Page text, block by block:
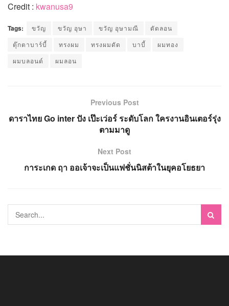
Credit : kwanusa9
Tags: ขวัญ ขวัญ อุษา ขวัญ อุษามณี
ดัดลอน
ตุ๊กตาบาร์บี้
ทรงผม ทรงผมดัด บาบี้
ผมทอง
ผมบลอนด์
ผมลอน
Previous Post
ดาราไทย Go inter ปัง เป๊ะเว่อร์ ระดับโลก ใครงานอินเตอร์รุ่ง
ตามมาดู
Next Post
การะเกด ฤา ออเจ้าจะเป็นแฟชั่นนิสต้าในยุคอโยธยา